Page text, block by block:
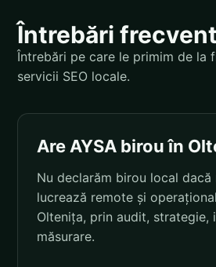
Întrebări
Întrebări pe care le primim de la
servicii SEO locale.
Are AYSA birou în
Nu declarăm birou local dacă
lucrează remote și
Oltenița, prin audit, strategie,
măsurare.